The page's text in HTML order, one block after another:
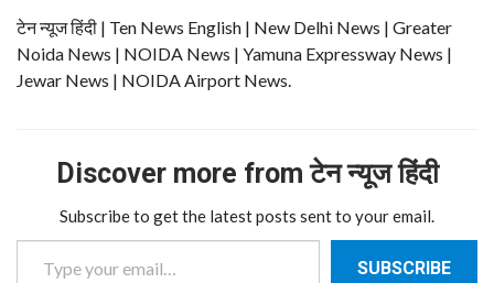
टेन न्यूज हिंदी | Ten News English | New Delhi News | Greater
Noida News | NOIDA News | Yamuna Expressway News |
Jewar News | NOIDA Airport News.
Discover more from टेन न्यूज हिंदी
Subscribe to get the latest posts sent to your email.
Type your email…
SUBSCRIBE